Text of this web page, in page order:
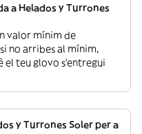
a Helados y Turrones
valor mínim de
no arribes al mínim,
teu glovo s’entregui
y Turrones Soler per a